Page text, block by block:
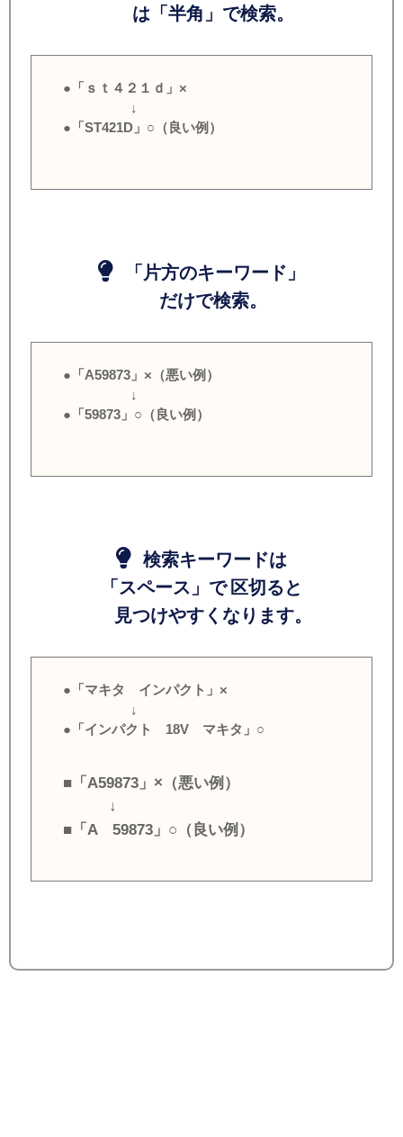
は「半角」で検索。
●「ｓｔ４２１ｄ」×
↓
●「ST421D」○（良い例）
「片方のキーワード」
だけで検索。
●「A59873」×（悪い例）
↓
●「59873」○（良い例）
検索キーワードは
「スペース」で 区切ると
見つけやすくなります。
●「マキタ インパクト」×
↓
●「インパクト 18V マキタ」○
■「A59873」×（悪い例）
↓
■「A 59873」○（良い例）